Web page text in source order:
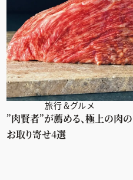
旅行＆グルメ
”肉賢者”が薦める、極上の肉の
お取り寄せ4選